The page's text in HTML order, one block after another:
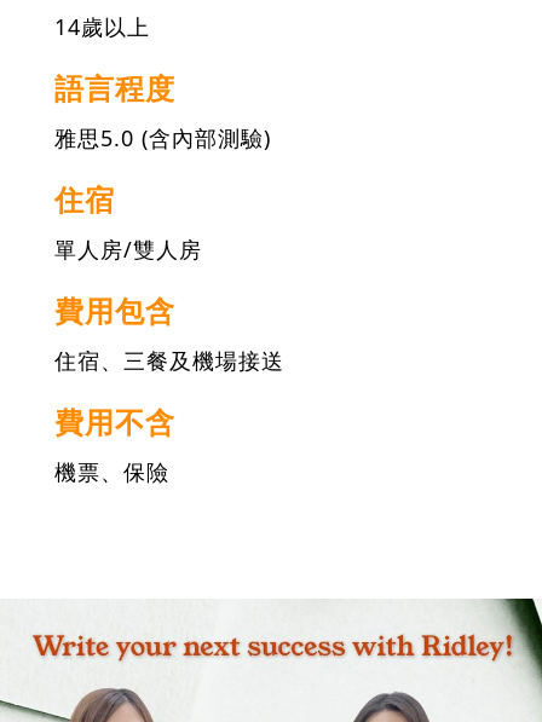
14歲以上
語言程度
雅思5.0 (含內部測驗)
住宿
單人房/雙人房
費用包含
住宿、三餐及機場接送
費用不含
機票、保險